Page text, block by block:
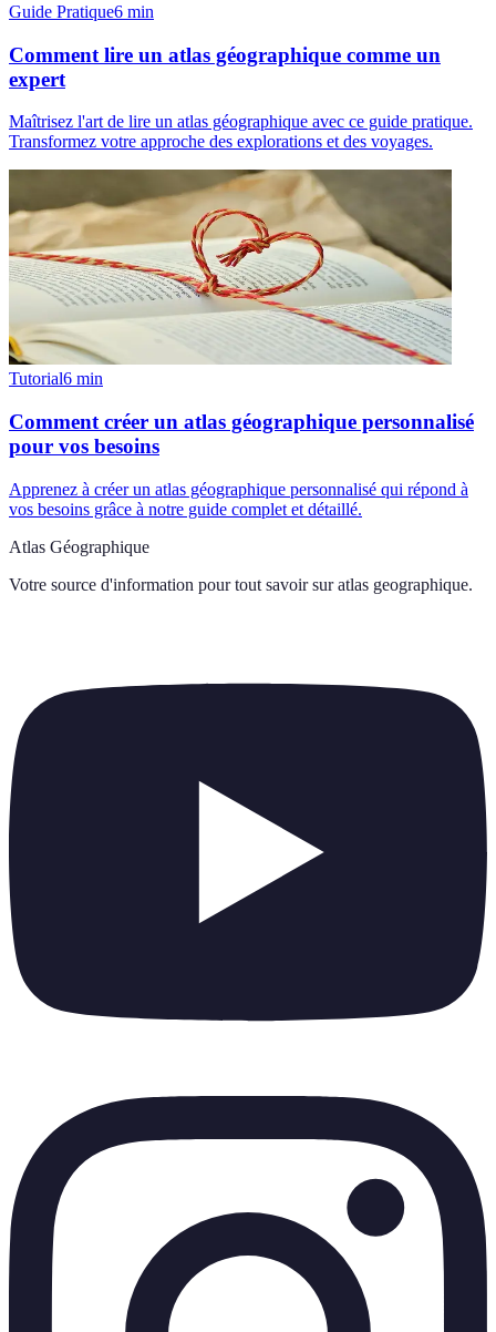
Guide Pratique6 min
Comment lire un atlas géographique comme un
expert
Maîtrisez l'art de lire un atlas géographique avec ce guide pratique.
Transformez votre approche des explorations et des voyages.
Tutorial6 min
Comment créer un atlas géographique personnalisé
pour vos besoins
Apprenez à créer un atlas géographique personnalisé qui répond à
vos besoins grâce à notre guide complet et détaillé.
Atlas Géographique
Votre source d'information pour tout savoir sur atlas geographique.